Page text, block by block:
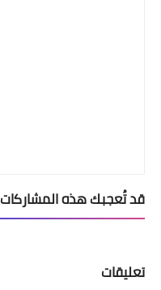
قد تُعجبك هذه المشاركات
تعليقات